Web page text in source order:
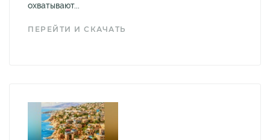
охватывают...
ПЕРЕЙТИ И СКАЧАТЬ